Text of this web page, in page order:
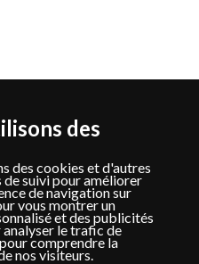
des
des cookies et d'autres
suivi pour améliorer
de navigation sur
vous montrer un
et des publicités
le trafic de
comprendre la
nos visiteurs.
de pièces détachées
Panasonic et Sanyo